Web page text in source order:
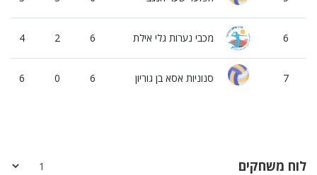
4 2 6 מכבי נערות גלי אילת 6
6 0 6 סנוניות אסא בן גוריון 7
לוח משחקים